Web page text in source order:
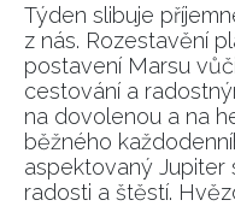
Týden slibuje
z nás. Rozestavění
postavení Marsu
cestování a
na dovolenou a na
běžného
aspektovaný Jupiter
radosti a štěstí.